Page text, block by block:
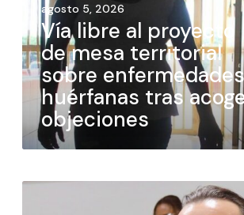
agosto 5, 2026
Vía libre al proyecto
de mesa territorial
sobre enfermedades
huérfanas tras
objeciones